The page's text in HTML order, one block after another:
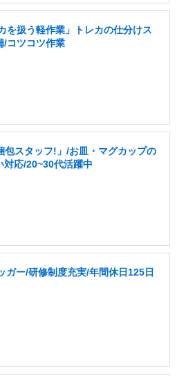
を扱う軽作業」トレカの仕分けス
/コツコツ作業
包スタッフ!」/お皿・マグカップの
対応/20~30代活躍中
ガー/研修制度充実/年間休日125日